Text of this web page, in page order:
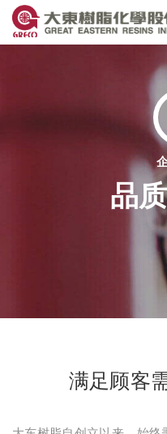
品
满足顾客